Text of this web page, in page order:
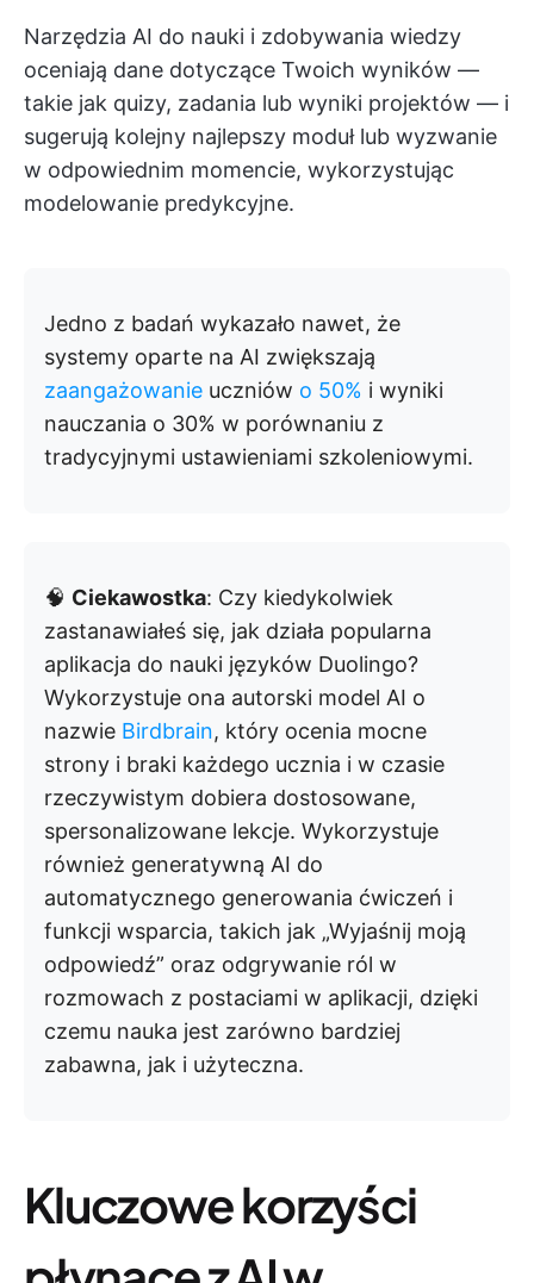
Narzędzia AI do nauki i zdobywania wiedzy
oceniają dane dotyczące Twoich wyników —
takie jak quizy, zadania lub wyniki projektów — i
sugerują kolejny najlepszy moduł lub wyzwanie
w odpowiednim momencie, wykorzystując
modelowanie predykcyjne.
Jedno z badań wykazało nawet, że
systemy oparte na AI zwiększają
zaangażowanie uczniów o 50% i wyniki
nauczania o 30% w porównaniu z
tradycyjnymi ustawieniami szkoleniowymi.
🧠 Ciekawostka: Czy kiedykolwiek
zastanawiałeś się, jak działa popularna
aplikacja do nauki języków Duolingo?
Wykorzystuje ona autorski model AI o
nazwie Birdbrain, który ocenia mocne
strony i braki każdego ucznia i w czasie
rzeczywistym dobiera dostosowane,
spersonalizowane lekcje. Wykorzystuje
również generatywną AI do
automatycznego generowania ćwiczeń i
funkcji wsparcia, takich jak „Wyjaśnij moją
odpowiedź” oraz odgrywanie ról w
rozmowach z postaciami w aplikacji, dzięki
czemu nauka jest zarówno bardziej
zabawna, jak i użyteczna.
Kluczowe korzyści